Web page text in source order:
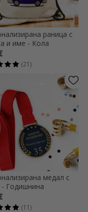
раница с
и име - Кола
(21)
медал с
- Годишнина
(11)